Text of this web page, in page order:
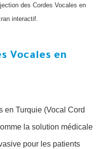
des Cordes Vocales en
interactif.
Vocales en
en Turquie (Vocal Cord
la solution médicale
pour les patients